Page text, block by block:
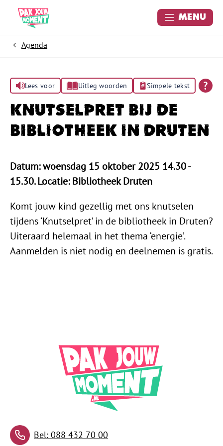
Menu
HomeAgenda
Lees voor Uitleg woorden Simpele tekst
Knutselpret bij de
bibliotheek in Druten
Datum: woensdag 15 oktober 2025 14.30 -
15.30. Locatie: Bibliotheek Druten
Komt jouw kind gezellig met ons knutselen
tijdens ‘Knutselpret’ in de bibliotheek in Druten?
Uiteraard helemaal in het thema ‘energie’.
Aanmelden is niet nodig en deelnemen is gratis.
Contact met de
Bel: 088 432 70 00